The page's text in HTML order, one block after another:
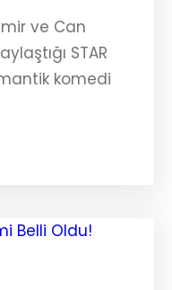
ve Can
STAR
komedi